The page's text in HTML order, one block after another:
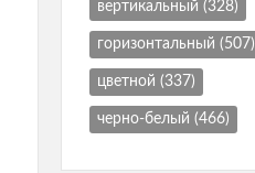
вертикальный (328)
горизонтальный (507)
цветной (337)
черно-белый (466)